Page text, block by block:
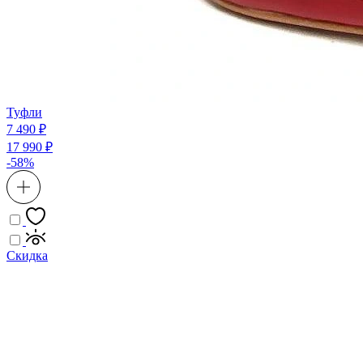
Туфли
7 490 ₽
17 990 ₽
-58%
Скидка